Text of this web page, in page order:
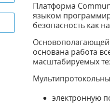
Платформа
языком
безопасность как
Основополагающей
основана работа
масштабируемых
электронную